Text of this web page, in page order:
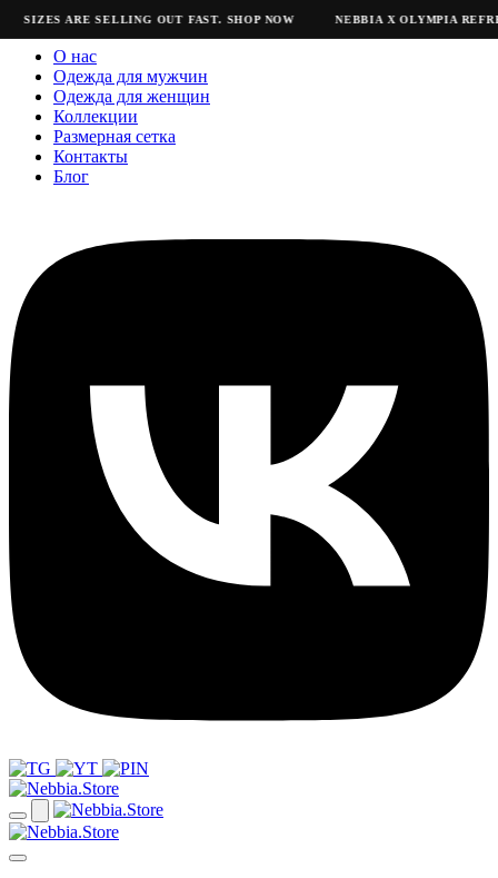
SIZES ARE SELLING OUT FAST. SHOP NOW NEBBIA X OLYMPIA
О нас
Одежда для мужчин
Одежда для женщин
Коллекции
Размерная сетка
Контакты
Блог